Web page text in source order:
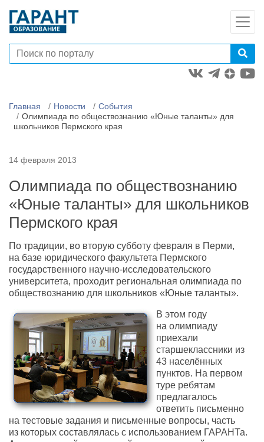
Главная Новости
События
Олимпиада по обществознанию «Юные таланты» для
школьников Пермского края
14 февраля 2013
Олимпиада по обществознанию
«Юные таланты» для школьников
Пермского края
По традиции, во вторую субботу февраля в Перми,
на базе юридического факультета Пермского
государственного научно-исследовательского
университета, проходит региональная олимпиада по
обществознанию для школьников «Юные таланты».
В этом году
на олимпиаду
приехали
старшеклассники из
43 населённых
пунктов. На первом
туре ребятам
предлагалось
ответить письменно
на тестовые задания и письменные вопросы, часть
из которых составлялась с использованием ГАРАНТа.